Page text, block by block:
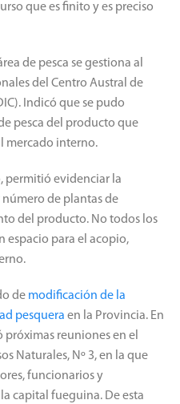
que es finito y es preciso
de pesca se gestiona al
del Centro Austral de
Indicó que se pudo
pesca del producto que
mercado interno.
permitió evidenciar la
de plantas de
del producto. No todos los
espacio para el acopio,
de modificación de la
pesquera en la Provincia. En
próximas reuniones en el
Naturales, Nº 3, en la que
funcionarios y
capital fueguina. De esta